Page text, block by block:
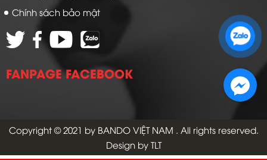
Chính sách bảo mật
FANPAGE FACEBOOK
Copyright © 2021 by BANDO VIỆT NAM . All rights reserved.
Design by TLT
Zalo 2: 0972 14 9900